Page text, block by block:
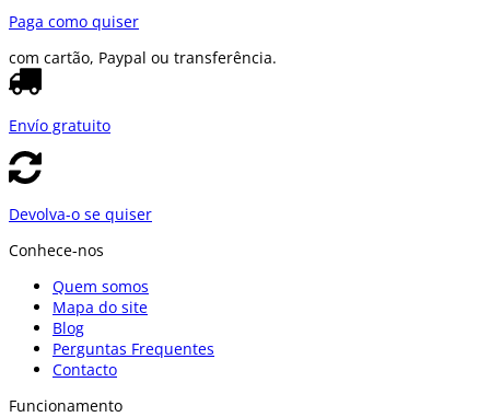
Paga como quiser
com cartão, Paypal ou transferência.
Envío gratuito
Devolva-o se quiser
Conhece-nos
Quem somos
Mapa do site
Blog
Perguntas Frequentes
Contacto
Funcionamento